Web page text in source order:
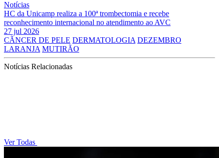
Notícias
HC da Unicamp realiza a 100ª trombectomia e recebe
reconhecimento internacional no atendimento ao AVC
27 jul 2026
CÃNCER DE PELE DERMATOLOGIA DEZEMBRO
LARANJA MUTIRÃO
Notícias Relacionadas
Ver Todas